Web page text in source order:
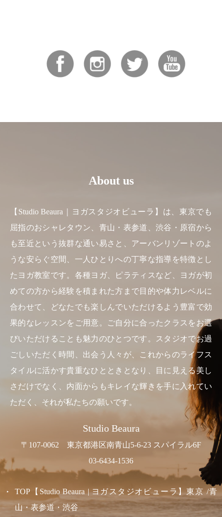
About us
【Studio Beaura｜ヨガスタジオビューラ】は、東京でも
屈指のおシャレタウン、青山・表参道、渋谷・原宿から
も至近という抜群な通い易さと、アーバンリゾートのよ
うな安らぐ空間、一人ひとりへの丁寧な指導を特徴とし
たヨガ教室です。各種ヨガ、ピラティスなど、ヨガが初
めての方から経験を積まれた方まで目的や体力レベルに
合わせて、どなたでも楽しんでいただけるよう豊富で効
果的なレッスンをご用意。ご自分に合ったクラスをお選
びいただけることも魅力のひとつです。スタジオでお過
ごしいただく時間、出会う人々が、これからのライフス
タイルに活かす貴重なひとときとなり、目に見える美し
さだけでなく、内面からもキレイな輝きを手に入れてい
ただく、それが私たちの願いです。
Studio Beaura
〒107-0062 東京都港区南青山5-6-23 スパイラル6F
03-6434-1536
TOP【Studio Beaura | ヨガスタジオビューラ】東京 /青
山・表参道・渋谷